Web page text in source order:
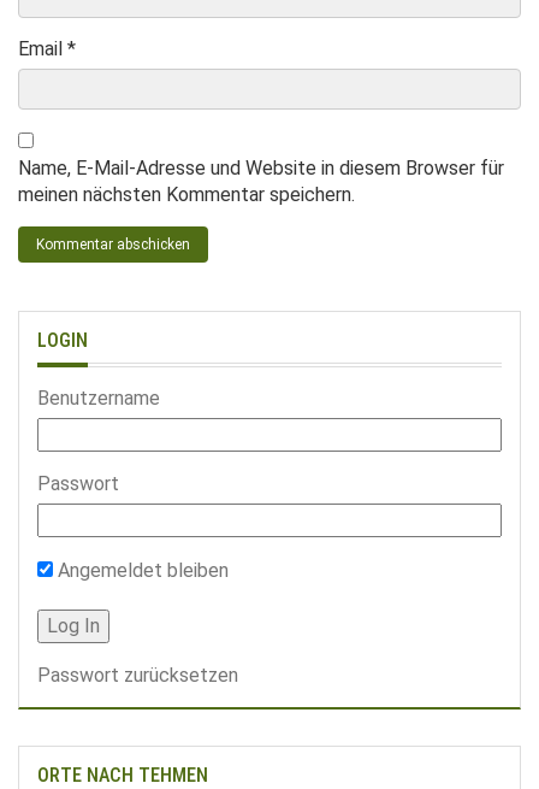
Email *
Name, E-Mail-Adresse und Website in diesem Browser für
meinen nächsten Kommentar speichern.
LOGIN
Benutzername
Passwort
Angemeldet bleiben
Passwort zurücksetzen
ORTE NACH TEHMEN